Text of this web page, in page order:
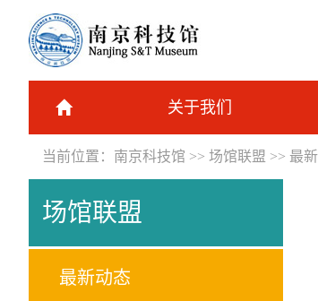
关于我们
当前位置： 南京科技馆 >> 场馆联盟 >> 最
场馆联盟
最新动态